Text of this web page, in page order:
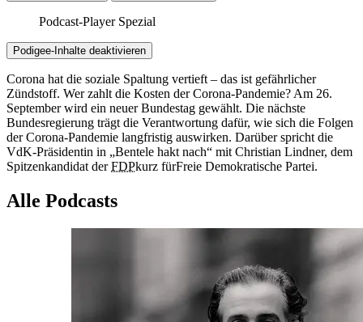
Podcast-Player Spezial
Podigee-Inhalte deaktivieren
Corona hat die soziale Spaltung vertieft – das ist gefährlicher
Zündstoff. Wer zahlt die Kosten der Corona-Pandemie? Am 26.
September wird ein neuer Bundestag gewählt. Die nächste
Bundesregierung trägt die Verantwortung dafür, wie sich die Folgen
der Corona-Pandemie langfristig auswirken. Darüber spricht die
VdK-Präsidentin in „Bentele hakt nach“ mit Christian Lindner, dem
Spitzenkandidat derFDPkurz fürFreie Demokratische Partei.
Alle Podcasts